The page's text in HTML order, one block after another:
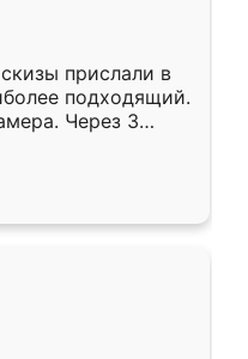
прислали в
подходящий.
Через 3
Остались
Ренессанс